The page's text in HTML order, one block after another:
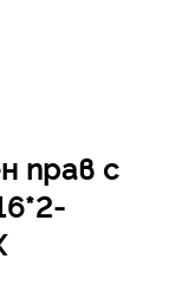
прав с